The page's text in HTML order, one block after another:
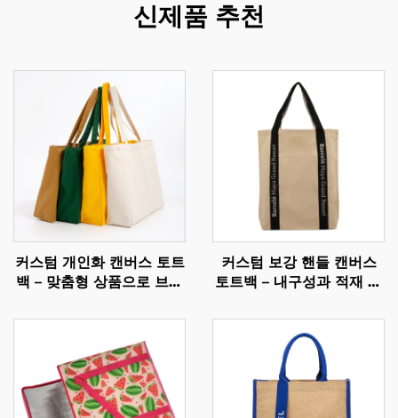
신제품 추천
커스텀 개인화 캔버스 토트
백 – 맞춤형 상품으로 브랜
커스텀 보강 핸들 캔버스
토트백 – 내구성과 적재 능